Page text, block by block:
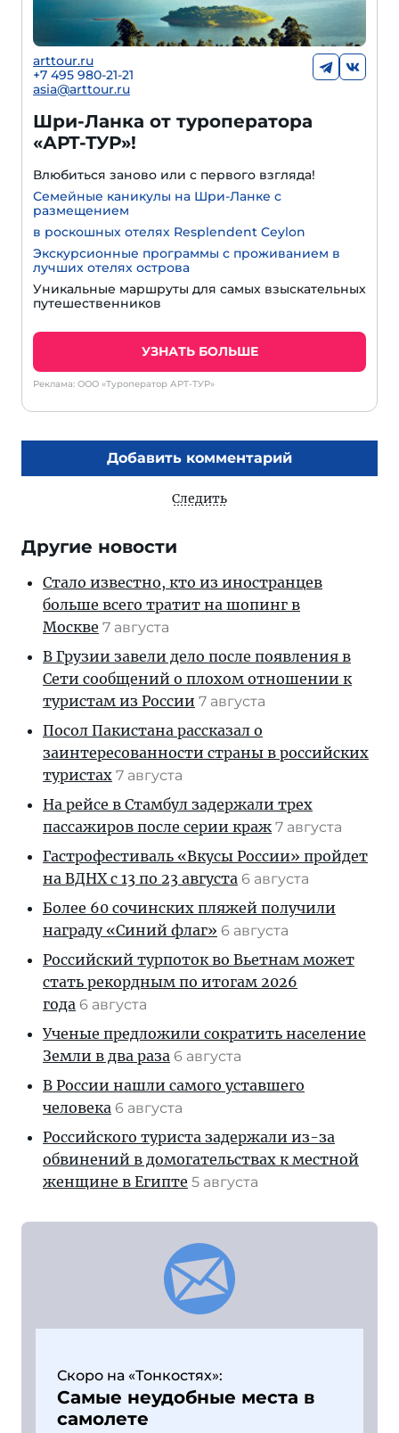
arttour.ru
+7 495 980-21-21
asia@arttour.ru
Шри-Ланка от туроператора
«АРТ-ТУР»!
Влюбиться заново или с первого взгляда!
Семейные каникулы на Шри-Ланке с
размещением
в роскошных отелях Resplendent Ceylon
Экскурсионные программы с проживанием в
лучших отелях острова
Уникальные маршруты для самых взыскательных
путешественников
УЗНАТЬ БОЛЬШЕ
Реклама: ООО «Туроператор АРТ-ТУР»
Добавить комментарий
Следить
Другие новости
Стало известно, кто из иностранцев
больше всего тратит на шопинг в
Москве 7 августа
В Грузии завели дело после появления в
Сети сообщений о плохом отношении к
туристам из России 7 августа
Посол Пакистана рассказал о
заинтересованности страны в российских
туристах 7 августа
На рейсе в Стамбул задержали трех
пассажиров после серии краж 7 августа
Гастрофестиваль «Вкусы России» пройдет
на ВДНХ с 13 по 23 августа 6 августа
Более 60 сочинских пляжей получили
награду «Синий флаг» 6 августа
Российский турпоток во Вьетнам может
стать рекордным по итогам 2026
года 6 августа
Ученые предложили сократить население
Земли в два раза 6 августа
В России нашли самого уставшего
человека 6 августа
Российского туриста задержали из-за
обвинений в домогательствах к местной
женщине в Египте 5 августа
Скоро на «Тонкостях»:
Самые неудобные места в
самолете